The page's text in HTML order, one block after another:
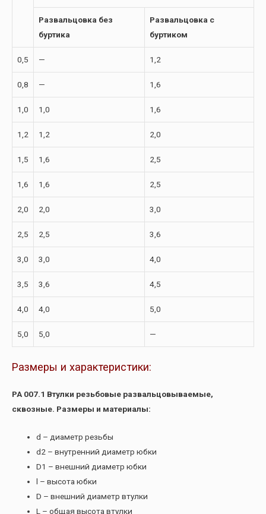
Развальцовка без
буртика
Развальцовка с
буртиком
0,5 — 1,2
0,8 — 1,6
1,0 1,0 1,6
1,2 1,2 2,0
1,5 1,6 2,5
1,6 1,6 2,5
2,0 2,0 3,0
2,5 2,5 3,6
3,0 3,0 4,0
3,5 3,6 4,5
4,0 4,0 5,0
5,0 5,0 —
Размеры и характеристики:
РА 007.1 Втулки резьбовые развальцовываемые,
сквозные. Размеры и материалы:
d – диаметр резьбы
d2 – внутренний диаметр юбки
D1 – внешний диаметр юбки
l – высота юбки
D – внешний диаметр втулки
L – общая высота втулки